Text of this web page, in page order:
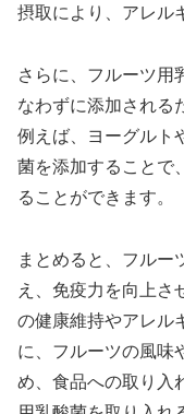
摂取により、アレル
さらに、フルーツ用
なわずに添加される
例えば、ヨーグルト
菌を添加することで
ることができます。
まとめると、フルー
え、免疫力を向上さ
の健康維持やアレル
に、フルーツの風味
め、食品への取り入